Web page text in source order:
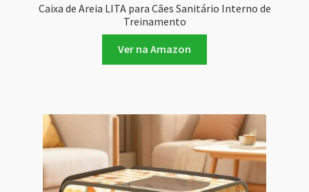
Caixa de Areia LITA para Cães Sanitário Interno de
Treinamento
Ver na Amazon